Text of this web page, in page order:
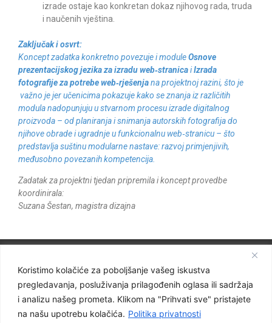
Koristimo kolačiće za poboljšanje vašeg iskustva
pregledavanja, posluživanja prilagođenih oglasa ili sadržaja
i analizu našeg prometa. Klikom na "Prihvati sve" pristajete
na našu upotrebu kolačića. Politika privatnosti
izrade ostaje kao konkretan dokaz njihovog rada, truda
i naučenih vještina.
Zaključak i osvrt:
Koncept zadatka konkretno povezuje i moduleOsnove
prezentacijskog jezika za izradu web‑stranicaiIzrada
fotografije za potrebe web‑rješenjana projektnoj razini, što je
važno je jer učenicima pokazuje kako se znanja iz različitih
modula nadopunjuju u stvarnom procesu izrade digitalnog
proizvoda – od planiranja i snimanja autorskih fotografija do
njihove obrade i ugradnje u funkcionalnu web‑stranicu – što
predstavlja suštinu modularne nastave: razvoj primjenjivih,
međusobno povezanih kompetencija.
Zadatak za projektni tjedan pripremila i koncept provedbe
koordinirala:
Suzana Šestan, magistra dizajna
Graditeljska škola Čakovec
Važnije poveznice
e-dnevnik za nastavnike